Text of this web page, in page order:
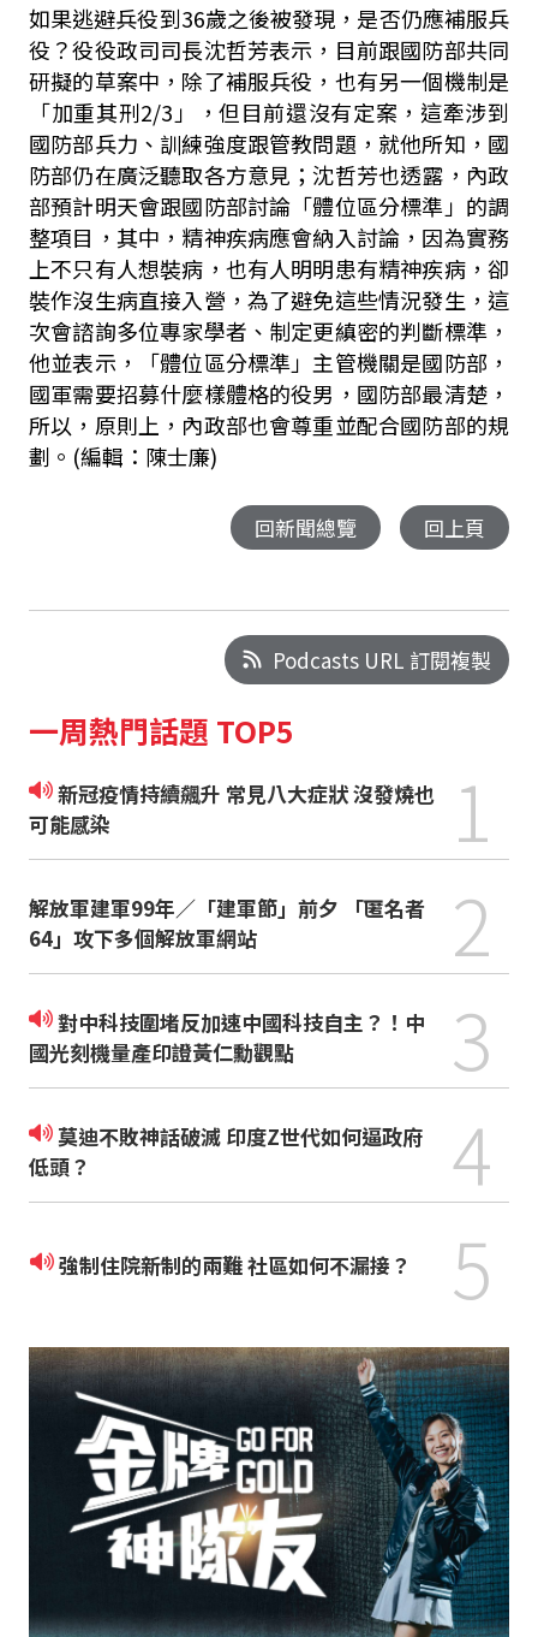
如果逃避兵役到36歲之後被發現，是否仍應補服兵
役？役役政司司長沈哲芳表示，目前跟國防部共同
研擬的草案中，除了補服兵役，也有另一個機制是
「加重其刑2/3」，但目前還沒有定案，這牽涉到
國防部兵力、訓練強度跟管教問題，就他所知，國
防部仍在廣泛聽取各方意見；沈哲芳也透露，內政
部預計明天會跟國防部討論「體位區分標準」的調
整項目，其中，精神疾病應會納入討論，因為實務
上不只有人想裝病，也有人明明患有精神疾病，卻
裝作沒生病直接入營，為了避免這些情況發生，這
次會諮詢多位專家學者、制定更縝密的判斷標準，
他並表示，「體位區分標準」主管機關是國防部，
國軍需要招募什麼樣體格的役男，國防部最清楚，
所以，原則上，內政部也會尊重並配合國防部的規
劃。(編輯：陳士廉)
回新聞總覽 回上頁
Podcasts URL 訂閱複製
一周熱門話題 TOP5
新冠疫情持續飆升 常見八大症狀 沒發燒也
可能感染
1
解放軍建軍99年／「建軍節」前夕 「匿名者
64」攻下多個解放軍網站
2
對中科技圍堵反加速中國科技自主？！中
國光刻機量產印證黃仁勳觀點
3
莫迪不敗神話破滅 印度Z世代如何逼政府
低頭？
4
強制住院新制的兩難 社區如何不漏接？ 5